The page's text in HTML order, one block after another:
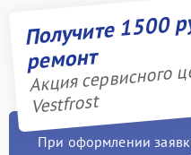
Получите 1500
ремонт
Акция сервисного
Vestfrost
При оформлении